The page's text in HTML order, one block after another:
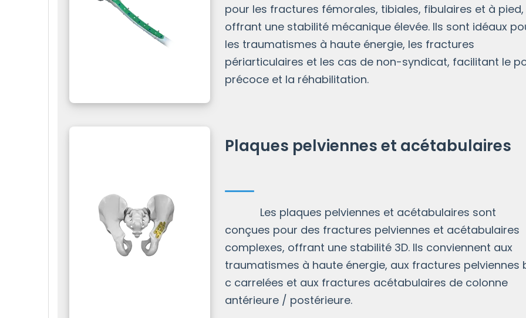
pour les fractures fémorales, tibiales, fibulaires et à pied,
offrant une stabilité mécanique élevée. Ils sont idéaux
les traumatismes à haute énergie, les fractures
périarticulaires et les cas de non-syndicat, facilitant le
précoce et la réhabilitation.
Plaques pelviennes et acétabulaires
Les plaques pelviennes et acétabulaires sont
conçues pour des fractures pelviennes et acétabulaires
complexes, offrant une stabilité 3D. Ils conviennent aux
traumatismes à haute énergie, aux fractures pelviennes
c carrelées et aux fractures acétabulaires de colonne
antérieure / postérieure.